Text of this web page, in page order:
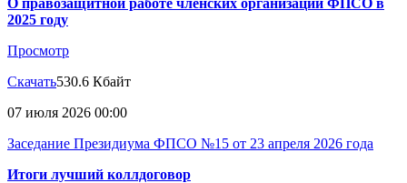
О правозащитной работе членских организаций ФПСО в
2025 году
Просмотр
Скачать530.6 Кбайт
07 июля 2026 00:00
Заседание Президиума ФПСО №15 от 23 апреля 2026 года
Итоги лучший коллдоговор